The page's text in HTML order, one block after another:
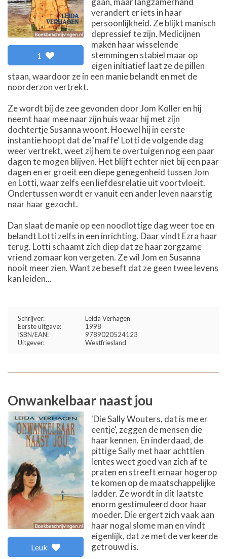
1
verandert er iets in haar
persoonlijkheid. Ze blijkt manisch
depressief te zijn. Medicijnen
maken haar wisselende
stemmingen stabiel maar op
eigen initiatief laat ze de pillen
staan, waardoor ze in een manie belandt en met de
noorderzon vertrekt.
Ze wordt bij de zee gevonden door Jom Koller en hij
neemt haar mee naar zijn huis waar hij met zijn
dochtertje Susanna woont. Hoewel hij in eerste
instantie hoopt dat de 'maffe' Lotti de volgende dag
weer vertrekt, weet zij hem te overtuigen nog een paar
dagen te mogen blijven. Het blijft echter niet bij een paar
dagen en er groeit een diepe genegenheid tussen Jom
en Lotti, waar zelfs een liefdesrelatie uit voortvloeit.
Ondertussen wordt er vanuit een ander leven naarstig
naar haar gezocht.
Dan slaat de manie op een noodlottige dag weer toe en
belandt Lotti zelfs in een inrichting. Daar vindt Ezra haar
terug. Lotti schaamt zich diep dat ze haar zorgzame
vriend zomaar kon vergeten. Ze wil Jom en Susanna
nooit meer zien. Want ze beseft dat ze geen twee levens
kan leiden...
Schrijver:
Leida Verhagen
Eerste uitgave:
1998
ISBN/EAN:
9789020524123
Uitgever:
Westfriesland
Onwankelbaar naast jou
Leuk
'Die Sally Wouters, dat is me er
eentje', zeggen de mensen die
haar kennen. En inderdaad, de
pittige Sally met haar achttien
lentes weet goed van zich af te
praten en streeft ernaar hogerop
te komen op de maatschappelijke
ladder. Ze wordt in dit laatste
enorm gestimuleerd door haar
moeder. Die ergert zich vaak aan
haar nogal slome man en vindt
eigenlijk, dat ze met de verkeerde
getrouwd is.